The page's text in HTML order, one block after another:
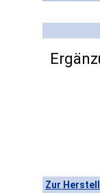
Zur